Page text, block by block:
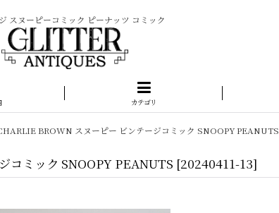
スヌーピーコミック ピーナッツ コミック
カテゴリ
BROWN スヌーピー ビンテージコミック SNOOPY PEANUTS
コミック SNOOPY PEANUTS [20240411-13]